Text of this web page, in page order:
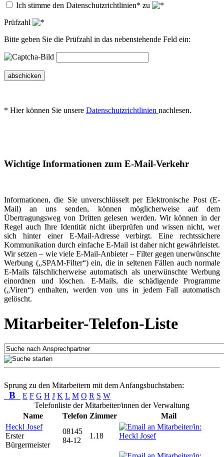
Ich stimme den Datenschutzrichtlinien* zu
Prüfzahl
Bitte geben Sie die Prüfzahl in das nebenstehende Feld ein:
abschicken
* Hier können Sie unsere Datenschutzrichtlinien nachlesen.
Wichtige Informationen zum E-Mail-Verkehr
Informationen, die Sie unverschlüsselt per Elektronische Post (E-
Mail) an uns senden, können möglicherweise auf dem
Übertragungsweg von Dritten gelesen werden. Wir können in der
Regel auch Ihre Identität nicht überprüfen und wissen nicht, wer
sich hinter einer E-Mail-Adresse verbirgt. Eine rechtssichere
Kommunikation durch einfache E-Mail ist daher nicht gewährleistet.
Wir setzen – wie viele E-Mail-Anbieter – Filter gegen unerwünschte
Werbung („SPAM-Filter“) ein, die in seltenen Fällen auch normale
E-Mails fälschlicherweise automatisch als unerwünschte Werbung
einordnen und löschen. E-Mails, die schädigende Programme
(„Viren“) enthalten, werden von uns in jedem Fall automatisch
gelöscht.
Mitarbeiter-Telefon-Liste
Sprung zu den Mitarbeitern mit dem Anfangsbuchstaben:
B E F G H J K L M O R S W
Telefonliste der Mitarbeiter/innen der Verwaltung
Name
Telefon Zimmer
Mail
Heckl Josef
Erster
Bürgermeister
08145
84-12
1.18